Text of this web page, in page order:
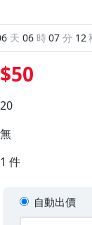
天 06 時07 分 11
$50
20
無
1 件
自動出價